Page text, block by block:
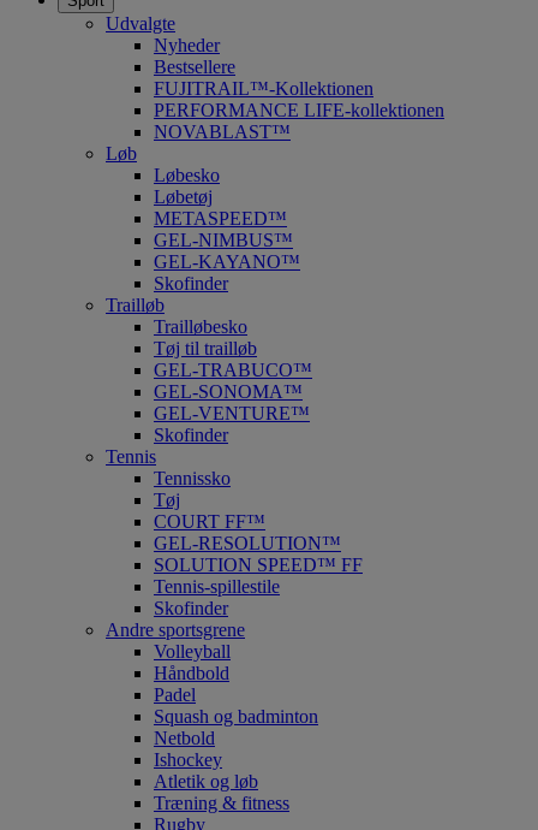
Udvalgte
Nyheder
Bestsellere
FUJITRAIL™-Kollektionen
PERFORMANCE LIFE-kollektionen
NOVABLAST™
Løb
Løbesko
Løbetøj
METASPEED™
GEL-NIMBUS™
GEL-KAYANO™
Skofinder
Trailløb
Trailløbesko
Tøj til trailløb
GEL-TRABUCO™
GEL-SONOMA™
GEL-VENTURE™
Skofinder
Tennis
Tennissko
Tøj
COURT FF™
GEL-RESOLUTION™
SOLUTION SPEED™ FF
Tennis-spillestile
Skofinder
Andre sportsgrene
Volleyball
Håndbold
Padel
Squash og badminton
Netbold
Ishockey
Atletik og løb
Træning & fitness
Rugby